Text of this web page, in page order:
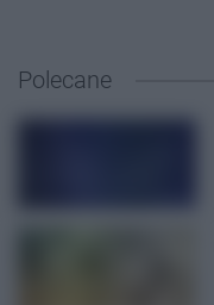
Polecane